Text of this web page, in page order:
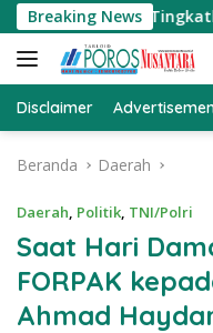
Langsung
ke
konten
Breaking News
dan Tingkatkan
Disclaimer
Beranda Daerah
Daerah, Politik, TNI/Polri
Saat Hari
FORPAK
Ahmad